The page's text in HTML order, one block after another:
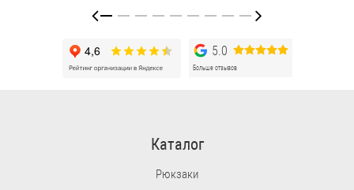
5.0
Больше отзывов
Каталог
Рюкзаки